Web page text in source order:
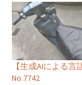
【生成AIによる言
No.7742